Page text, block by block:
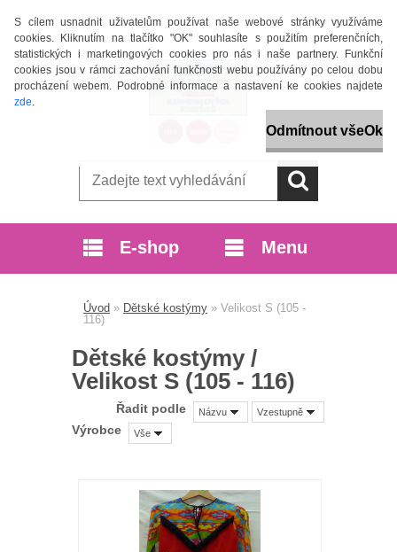
S cílem usnadnit uživatelům používat naše webové stránky využíváme
cookies. Kliknutím na tlačítko "OK" souhlasíte s použitím preferenčních,
statistických i marketingových cookies pro nás i naše partnery. Funkční
cookies jsou v rámci zachování funkčnosti webu používány po celou dobu
procházení webem. Podrobné informace a nastavení ke cookies najdete
zde.
Odmítnout všeOk
E-shop Menu
Úvod » Dětské kostýmy » Velikost S (105 -
116)
Dětské kostýmy /
Velikost S (105 - 116)
Řadit podle Názvu Vzestupně
Výrobce Vše